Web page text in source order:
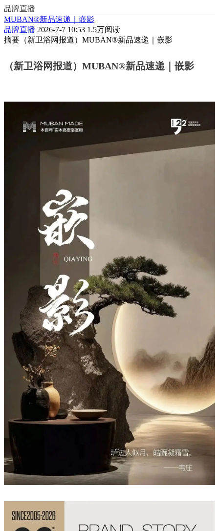
品牌直播
MUBAN®新品速递｜嵌影
品牌直播 2026-7-7 10:53 1.5万阅读
摘要 （新卫浴网报道）MUBAN®新品速递｜嵌影
（新卫浴网报道）MUBAN®新品速递｜嵌影